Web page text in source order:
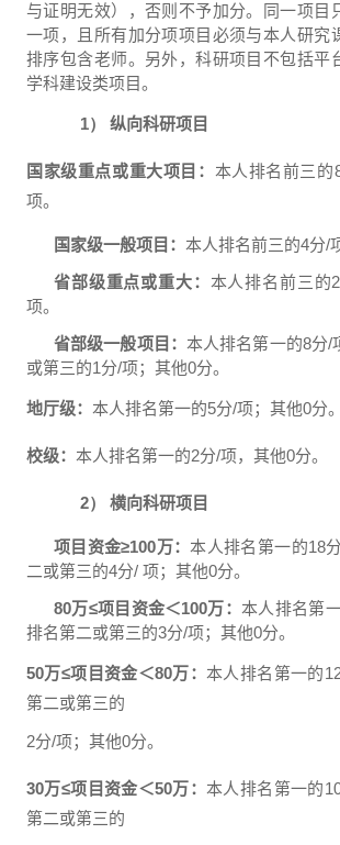
与证明无效），否则不予加分。同一项目
一项，且所有加分项项目必须与本人研究
排序包含老师。另外，科研项目不包括平
学科建设类项目。
1） 纵向科研项目
国家级重点或重大项目： 本人排名前三的
项。
国家级一般项目： 本人排名前三的4分/
省部级重点或重大： 本人排名前三的2
项。
省部级一般项目： 本人排名第一的8分/
或第三的1分/项；其他0分。
地厅级： 本人排名第一的5分/项；其他0分。
校级： 本人排名第一的2分/项，其他0分。
2） 横向科研项目
项目资金≥100万：本人排名第一的18分
二或第三的4分/ 项；其他0分。
80万≤项目资金＜100万：本人排名第
排名第二或第三的3分/项；其他0分。
50万≤项目资金＜80万：本人排名第一的
第二或第三的
2分/项；其他0分。
30万≤项目资金＜50万：本人排名第一的
第二或第三的